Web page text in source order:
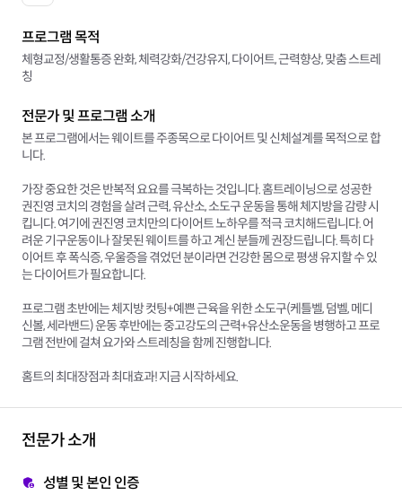
프로그램 목적
체형교정/생활통증 완화, 체력강화/건강유지, 다이어트, 근력향상, 맞춤 스트레
칭
전문가 및 프로그램 소개
본 프로그램에서는 웨이트를 주종목으로 다이어트 및 신체설계를 목적으로 합
니다.
가장 중요한 것은 반복적 요요를 극복하는 것입니다. 홈트레이닝으로 성공한
권진영 코치의 경험을 살려 근력, 유산소, 소도구 운동을 통해 체지방을 감량 시
킵니다. 여기에 권진영 코치만의 다이어트 노하우를 적극 코치해드립니다. 어
려운 기구운동이나 잘못된 웨이트를 하고 계신 분들께 권장드립니다. 특히 다
이어트 후 폭식증, 우울증을 겪었던 분이라면 건강한 몸으로 평생 유지할 수 있
는 다이어트가 필요합니다.
프로그램 초반에는 체지방 컷팅+예쁜 근육을 위한 소도구(케틀벨, 덤벨, 메디
신볼, 세라밴드) 운동 후반에는 중고강도의 근력+유산소운동을 병행하고 프로
그램 전반에 걸쳐 요가와 스트레칭을 함께 진행합니다.
홈트의 최대장점과 최대효과! 지금 시작하세요.
전문가 소개
성별 및 본인 인증